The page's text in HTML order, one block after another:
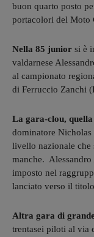
buon quarto posto
portacolori del Moto
Nella 85 junior si è
valdarnese
al campionato
di Ferruccio Zanchi
La gara-clou,
dominatore
livello nazionale che
manche.
imposto nel
lanciato verso il
Altra gara di
trentasei piloti al via